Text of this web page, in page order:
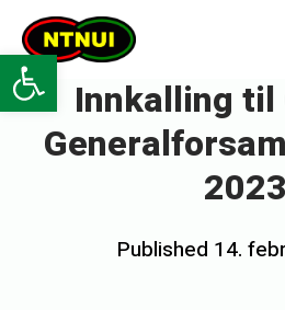
Open toolbar
Skip
content
NTNUI
Innkalling
2023
Posted
Published 14.